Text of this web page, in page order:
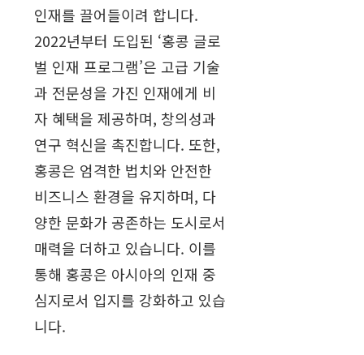
인재를 끌어들이려 합니다.
2022년부터 도입된 ‘홍콩 글로
벌 인재 프로그램’은 고급 기술
과 전문성을 가진 인재에게 비
자 혜택을 제공하며, 창의성과
연구 혁신을 촉진합니다. 또한,
홍콩은 엄격한 법치와 안전한
비즈니스 환경을 유지하며, 다
양한 문화가 공존하는 도시로서
매력을 더하고 있습니다. 이를
통해 홍콩은 아시아의 인재 중
심지로서 입지를 강화하고 있습
니다.